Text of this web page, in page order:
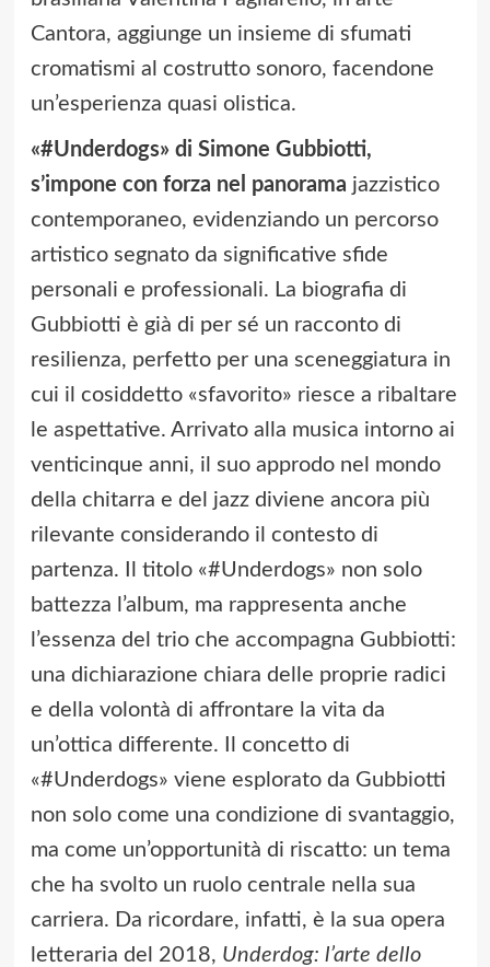
Cantora, aggiunge un insieme di sfumati
cromatismi al costrutto sonoro, facendone
un’esperienza quasi olistica.
«#Underdogs» di Simone Gubbiotti,
s’impone con forza nel panorama jazzistico
contemporaneo, evidenziando un percorso
artistico segnato da significative sfide
personali e professionali. La biografia di
Gubbiotti è già di per sé un racconto di
resilienza, perfetto per una sceneggiatura in
cui il cosiddetto «sfavorito» riesce a ribaltare
le aspettative. Arrivato alla musica intorno ai
venticinque anni, il suo approdo nel mondo
della chitarra e del jazz diviene ancora più
rilevante considerando il contesto di
partenza. Il titolo «#Underdogs» non solo
battezza l’album, ma rappresenta anche
l’essenza del trio che accompagna Gubbiotti:
una dichiarazione chiara delle proprie radici
e della volontà di affrontare la vita da
un’ottica differente. Il concetto di
«#Underdogs» viene esplorato da Gubbiotti
non solo come una condizione di svantaggio,
ma come un’opportunità di riscatto: un tema
che ha svolto un ruolo centrale nella sua
carriera. Da ricordare, infatti, è la sua opera
letteraria del 2018, Underdog: l’arte dello